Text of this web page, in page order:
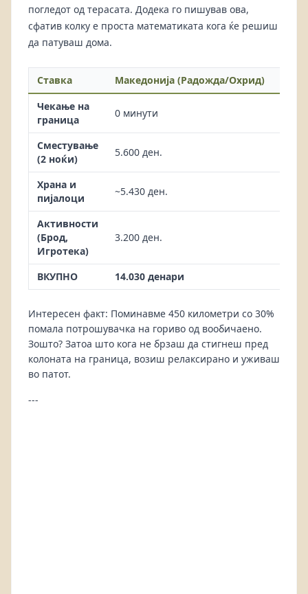
погледот од терасата. Додека го пишував ова,
сфатив колку е проста математиката кога ќе решиш
да патуваш дома.
Ставка Македонија (Радожда/Охрид)
Чекање на
граница
0 минути
Сместување
(2 ноќи)
5.600 ден.
Храна и
пијалоци
~5.430 ден.
Активности
(Брод,
Игротека)
3.200 ден.
ВКУПНО 14.030 денари
Интересен факт: Поминавме 450 километри со 30%
помала потрошувачка на гориво од вообичаено.
Зошто? Затоа што кога не брзаш да стигнеш пред
колоната на граница, возиш релаксирано и уживаш
во патот.
---